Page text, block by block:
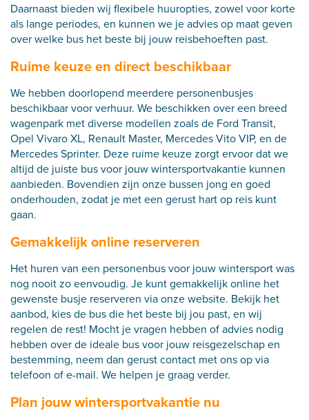
Daarnaast bieden wij flexibele huuropties, zowel voor korte
als lange periodes, en kunnen we je advies op maat geven
over welke bus het beste bij jouw reisbehoeften past.
Ruime keuze en direct beschikbaar
We hebben doorlopend meerdere personenbusjes
beschikbaar voor verhuur. We beschikken over een breed
wagenpark met diverse modellen zoals de Ford Transit,
Opel Vivaro XL, Renault Master, Mercedes Vito VIP, en de
Mercedes Sprinter. Deze ruime keuze zorgt ervoor dat we
altijd de juiste bus voor jouw wintersportvakantie kunnen
aanbieden. Bovendien zijn onze bussen jong en goed
onderhouden, zodat je met een gerust hart op reis kunt
gaan.
Gemakkelijk online reserveren
Het huren van een personenbus voor jouw wintersport was
nog nooit zo eenvoudig. Je kunt gemakkelijk online het
gewenste busje reserveren via onze website. Bekijk het
aanbod, kies de bus die het beste bij jou past, en wij
regelen de rest! Mocht je vragen hebben of advies nodig
hebben over de ideale bus voor jouw reisgezelschap en
bestemming, neem dan gerust contact met ons op via
telefoon of e-mail. We helpen je graag verder.
Plan jouw wintersportvakantie nu